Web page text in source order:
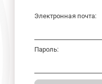
Электронная почта:
Пароль: